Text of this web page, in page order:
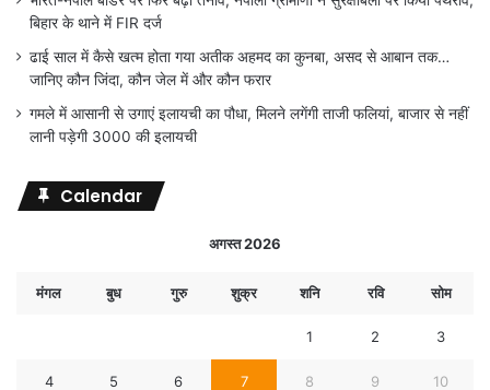
बिहार के थाने में FIR दर्ज
ढाई साल में कैसे खत्म होता गया अतीक अहमद का कुनबा, असद से आबान तक…
जानिए कौन जिंदा, कौन जेल में और कौन फरार
गमले में आसानी से उगाएं इलायची का पौधा, मिलने लगेंगी ताजी फलियां, बाजार से नहीं
लानी पड़ेगी 3000 की इलायची
Calendar
अगस्त 2026
मंगल बुध गुरु शुक्र शनि रवि सोम
1 2 3
4 5 6 7 8 9 10